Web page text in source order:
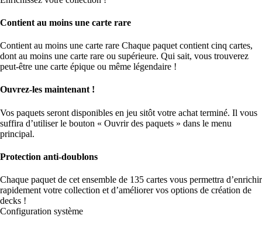
Contient au moins une carte rare
Contient au moins une carte rare Chaque paquet contient cinq cartes,
dont au moins une carte rare ou supérieure. Qui sait, vous trouverez
peut-être une carte épique ou même légendaire !
Ouvrez-les maintenant !
Vos paquets seront disponibles en jeu sitôt votre achat terminé. Il vous
suffira d’utiliser le bouton « Ouvrir des paquets » dans le menu
principal.
Protection anti-doublons
Chaque paquet de cet ensemble de 135 cartes vous permettra d’enrichir
rapidement votre collection et d’améliorer vos options de création de
decks !
Configuration système